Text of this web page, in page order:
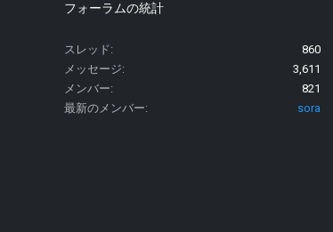
フォーラムの統計
スレッド
860
メッセージ
3,611
メンバー
821
最新のメンバー
sora